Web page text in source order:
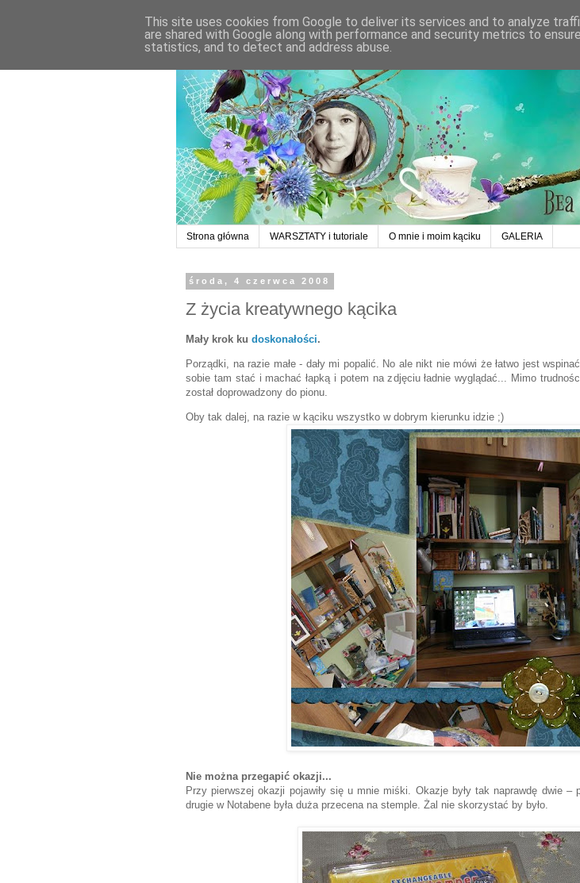
Strona główna WARSZTATY i tutoriale O mnie i moim kąciku GALERIA
środa, 4 czerwca 2008
Z życia kreatywnego kącika
Mały krok ku doskonałości.
Porządki, na razie małe - dały mi popalić. No ale nikt nie mówi że łatwo jest
sobie tam stać i machać łapką i potem na zdjęciu ładnie wyglądać... Mimo
został doprowadzony do pionu.
Oby tak dalej, na razie w kąciku wszystko w dobrym kierunku idzie ;)
Nie można przegapić okazji...
Przy pierwszej okazji pojawiły się u mnie miśki. Okazje były tak naprawdę dwie –
drugie w Notabene była duża przecena na stemple. Żal nie skorzystać by było.
This site uses cookies from Google to deliver its services and to analyze
are shared with Google along with performance and security metrics to
statistics, and to detect and address abuse.